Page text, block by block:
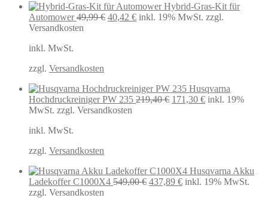
Hybrid-Gras-Kit für
Automower 49,99€ Ursprünglicher
40,42 €Aktueller
inkl. 19% MwSt. zzgl.
Versandkosten
inkl. MwSt.
zzgl. Versandkosten
Husqvarna
Hochdruckreiniger PW 235 219,40€ Ursprünglicher
171,30 €Aktueller
inkl. 19%
MwSt. zzgl. Versandkosten
inkl. MwSt.
zzgl. Versandkosten
Husqvarna Akku
Ladekoffer C1000X4 549,00€ Ursprünglicher
437,89 €Aktueller
inkl. 19% MwSt.
zzgl. Versandkosten